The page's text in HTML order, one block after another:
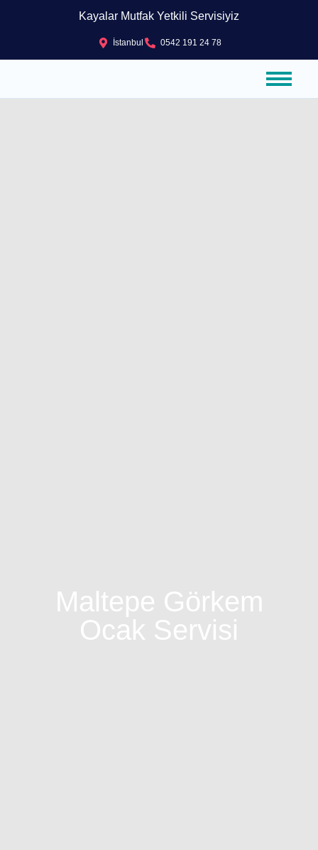
Kayalar Mutfak Yetkili Servisiyiz
İstanbul 0542 191 24 78
Maltepe Görkem
Ocak Servisi